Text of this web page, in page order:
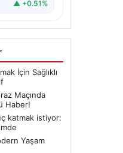
▲ +0.51%
İçin Sağlıklı
Maçında
Haber!
katmak istiyor:
Yaşam